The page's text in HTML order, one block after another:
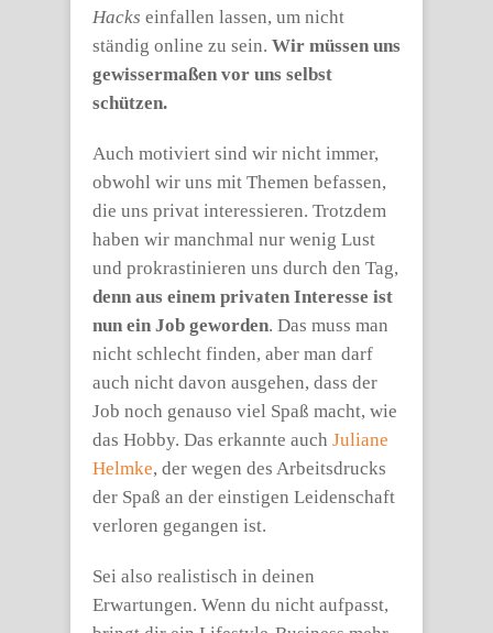
Hacks einfallen lassen, um nicht
ständig online zu sein. Wir müssen uns
gewissermaßen vor uns selbst
schützen.
Auch motiviert sind wir nicht immer,
obwohl wir uns mit Themen befassen,
die uns privat interessieren. Trotzdem
haben wir manchmal nur wenig Lust
und prokrastinieren uns durch den Tag,
denn aus einem privaten Interesse ist
nun ein Job geworden. Das muss man
nicht schlecht finden, aber man darf
auch nicht davon ausgehen, dass der
Job noch genauso viel Spaß macht, wie
das Hobby. Das erkannte auch Juliane
Helmke, der wegen des Arbeitsdrucks
der Spaß an der einstigen Leidenschaft
verloren gegangen ist.
Sei also realistisch in deinen
Erwartungen. Wenn du nicht aufpasst,